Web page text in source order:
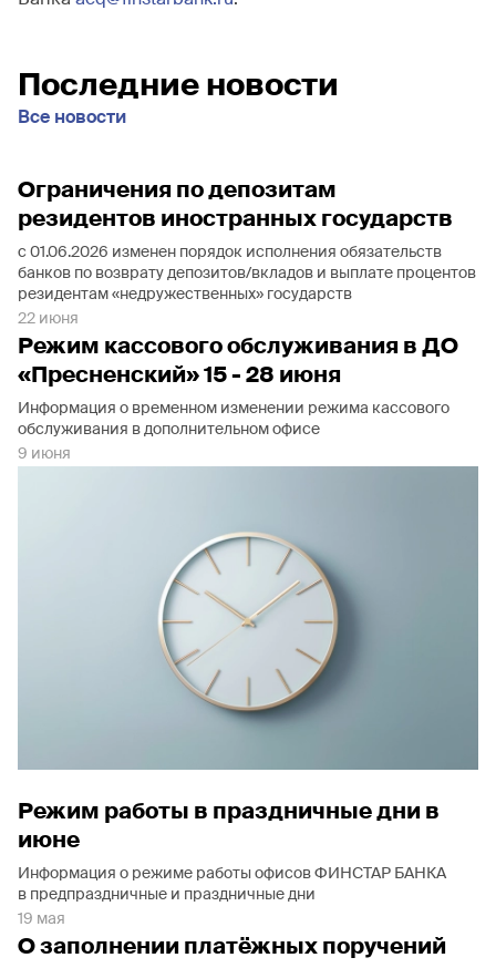
Последние новости
Все новости
Ограничения по депозитам
резидентов иностранных государств
с 01.06.2026 изменен порядок исполнения обязательств
банков по возврату депозитов/вкладов и выплате процентов
резидентам «недружественных» государств
22 июня
Режим кассового обслуживания в ДО
«Пресненский» 15 - 28 июня
Информация о временном изменении режима кассового
обслуживания в дополнительном офисе
9 июня
Режим работы в праздничные дни в
июне
Информация о режиме работы офисов ФИНСТАР БАНКА
в предпраздничные и праздничные дни
19 мая
О заполнении платёжных поручений